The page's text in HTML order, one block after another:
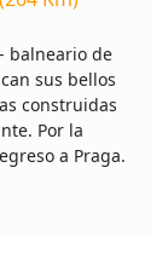
balneario de
sus bellos
construidas
Por la
a Praga.